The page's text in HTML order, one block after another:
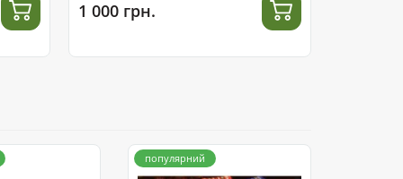
1 000 грн.
популярний